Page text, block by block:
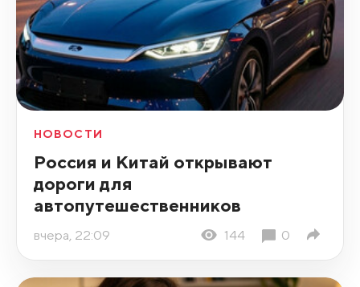
НОВОСТИ
Россия и Китай открывают
дороги для
автопутешественников
вчера, 22:09 144 0